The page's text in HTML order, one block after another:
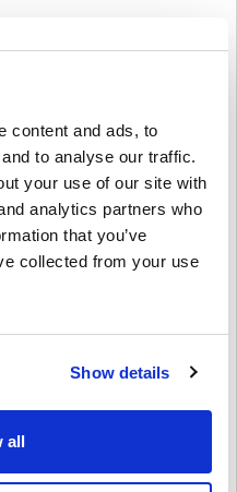
content and ads, to
to analyse our traffic.
your use of our site with
analytics partners who
that you’ve
collected from your use
Show details
all
SKYLINES DELUXE EDITION
digitais é rápido e fácil:
serão entregues antes ou na
enquanto os itens em
dependendo
consulte nossas perguntas
contato
são originais.
como acessar os extras.